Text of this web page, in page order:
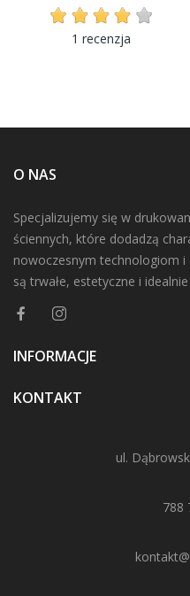
1 recenzja
O NAS
Specjalizujemy się w
ściennych, które dodadzą
nowoczesnym technologiom i
są trwałe, estetyczne i
INFORMACJE
KONTAKT
ul.
788